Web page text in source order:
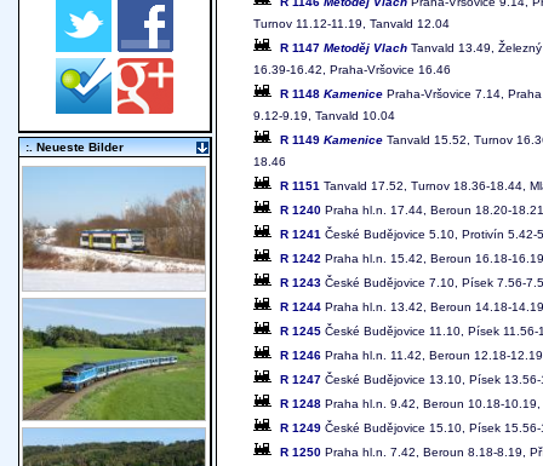
Turnov 11.12-11.19, Tanvald 12.04
R 1147 Metoděj Vlach Tanvald 13.49,
16.39-16.42, Praha-Vršovice 16.46
R 1148 Kamenice Praha-Vršovice 7.14,
9.12-9.19, Tanvald 10.04
R 1149 Kamenice Tanvald 15.52, Turnov
18.46
R 1151 Tanvald 17.52, Turnov 18.36-18.44,
R 1240 Praha hl.n. 17.44, Beroun 18.20-
R 1241 České Budějovice 5.10, Protivín
R 1242 Praha hl.n. 15.42, Beroun 16.18-
R 1243 České Budějovice 7.10, Písek 7.56-
R 1244 Praha hl.n. 13.42, Beroun 14.18-
R 1245 České Budějovice 11.10, Písek
R 1246 Praha hl.n. 11.42, Beroun 12.18-
R 1247 České Budějovice 13.10, Písek
R 1248 Praha hl.n. 9.42, Beroun 10.18-
R 1249 České Budějovice 15.10, Písek
R 1250 Praha hl.n. 7.42, Beroun 8.18-8.19,
:. Neueste Bilder